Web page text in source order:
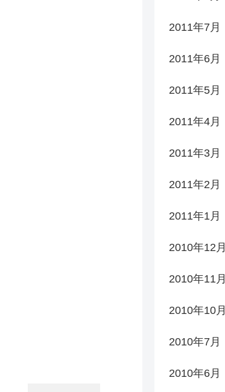
2011年7月
2011年6月
2011年5月
2011年4月
2011年3月
2011年2月
2011年1月
2010年12月
2010年11月
2010年10月
2010年7月
2010年6月